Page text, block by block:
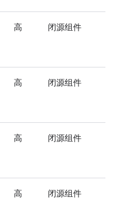
高 闭源组件
高 闭源组件
高 闭源组件
高 闭源组件